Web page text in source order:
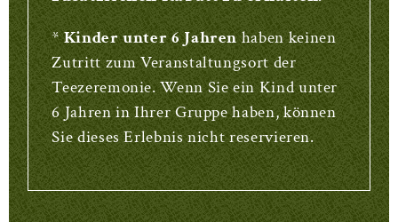
* Kinder unter 6 Jahren haben keinen
Zutritt zum Veranstaltungsort der
Teezeremonie. Wenn Sie ein Kind unter
6 Jahren in Ihrer Gruppe haben, können
Sie dieses Erlebnis nicht reservieren.